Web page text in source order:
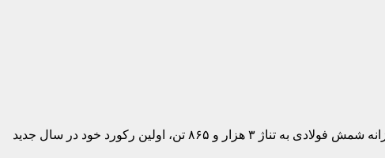
این شرکت با تلاش شبانه‌روزی و خستگی‌ناپذیر کارکنان پرتلاش خود توانست طی روز ۱۳ فروردین سال جاری، با ثبت رکورد تولید روزانه شمش فولادی به تناژ ۳ هزار و ۸۶۵ تن، اولین رکورد خود در سال جدید